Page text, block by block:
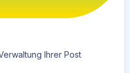
Ihrer Post